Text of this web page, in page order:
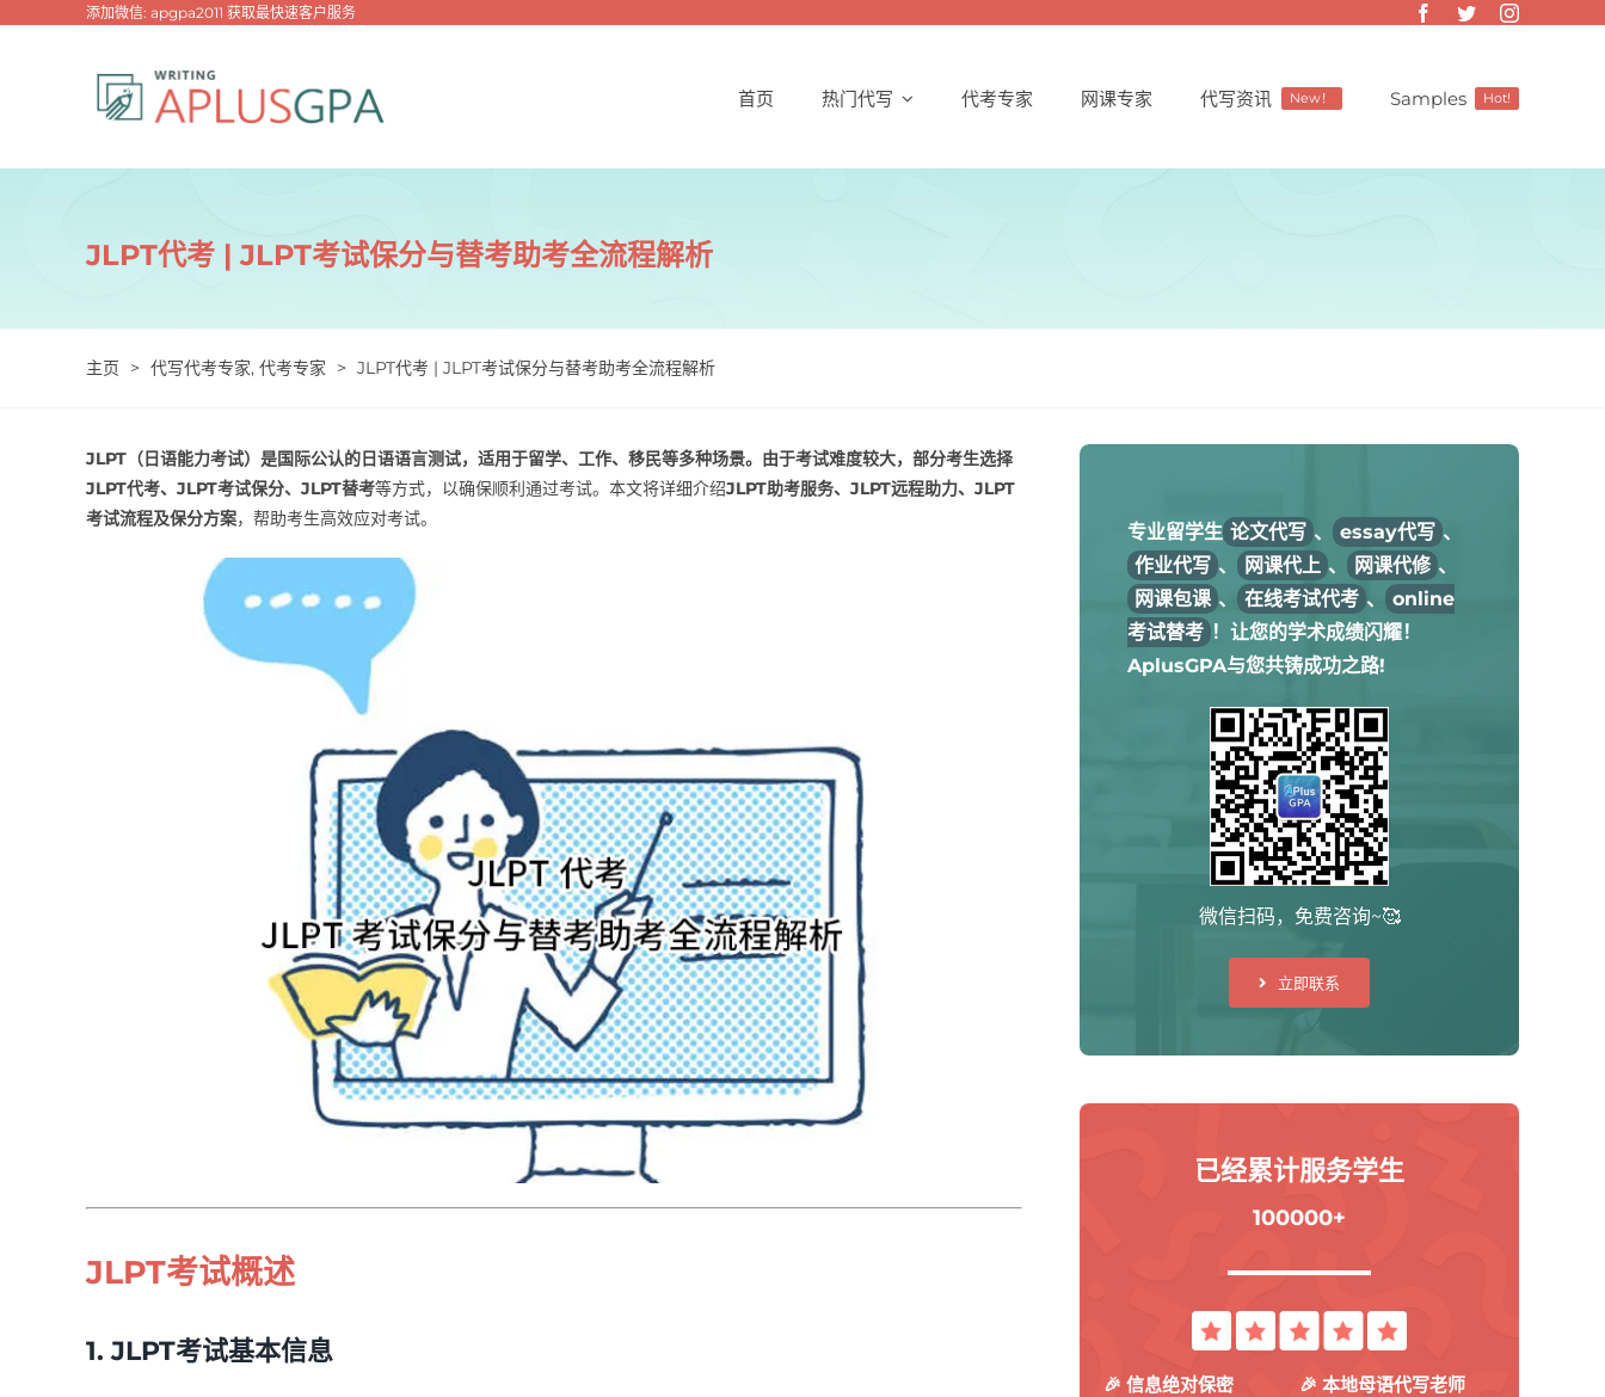
添加微信: apgpa2011 获取最快速客户服务
首页 热门代写 代考专家 网课专家 代写资讯 New！ Samples Hot!
JLPT代考 | JLPT考试保分与替考助考全流程解析
主页 > 代写代考专家, 代考专家 > JLPT代考 | JLPT考试保分与替考助考全流程解析
JLPT（日语能力考试）是国际公认的日语语言测试，适用于留学、工作、移民等多种场景。由于考试难度较大，部分考生选择
JLPT代考、JLPT考试保分、JLPT替考等方式，以确保顺利通过考试。本文将详细介绍JLPT助考服务、JLPT远程助力、JLPT
考试流程及保分方案，帮助考生高效应对考试。
JLPT考试概述
1. JLPT考试基本信息
专业留学生 论文代写 、 essay代写 、
作业代写 、 网课代上 、 网课代修 、
网课包课 、 在线考试代考 、
online
考试替考 ！让您的学术成绩闪耀！
AplusGPA与您共铸成功之路!
微信扫码，免费咨询~🥰
立即联系
已经累计服务学生
100000+
🎉 信息绝对保密
🎉 本地母语代写老师